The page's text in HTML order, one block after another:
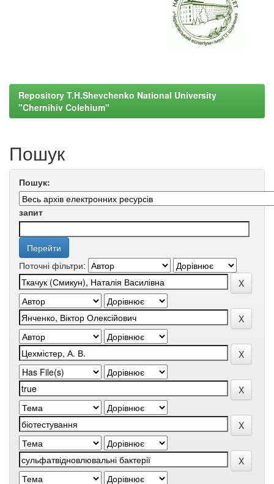
Repository T.H.Shevchenko National University
"Chernihiv Colehium"
Пошук
Пошук:
запит
Поточні фільтри: